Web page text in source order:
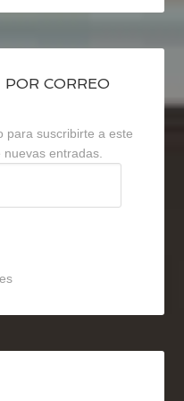
CORREO
para suscribirte a este
nuevas entradas.